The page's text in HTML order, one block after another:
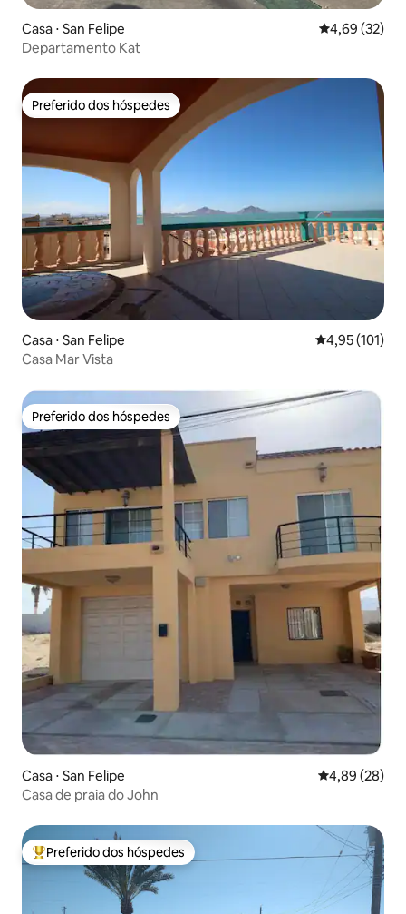
Casa ⋅ San Felipe 4,69 de uma
4,69 (32)
Departamento Kat
Preferido dos hóspedes
Preferido dos hóspedes
Casa ⋅ San Felipe 4,95 de uma
4,95 (101)
Casa Mar Vista
Preferido dos hóspedes
Preferido dos hóspedes
Casa ⋅ San Felipe 4,89 de uma
4,89 (28)
Casa de praia do John
Entre os melhores preferidos dos hóspedes
Preferido dos hóspedes